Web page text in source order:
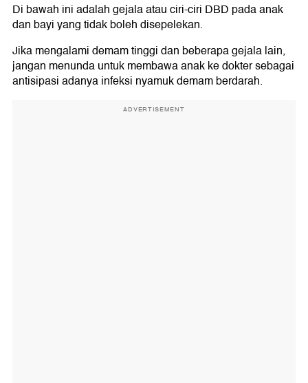
Di bawah ini adalah gejala atau ciri-ciri DBD pada anak
dan bayi yang tidak boleh disepelekan.
Jika mengalami demam tinggi dan beberapa gejala lain,
jangan menunda untuk membawa anak ke dokter sebagai
antisipasi adanya infeksi nyamuk demam berdarah.
ADVERTISEMENT